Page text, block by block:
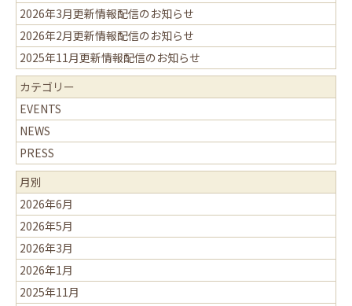
2026年3月更新情報配信のお知らせ
2026年2月更新情報配信のお知らせ
2025年11月更新情報配信のお知らせ
カテゴリー
EVENTS
NEWS
PRESS
月別
2026年6月
2026年5月
2026年3月
2026年1月
2025年11月